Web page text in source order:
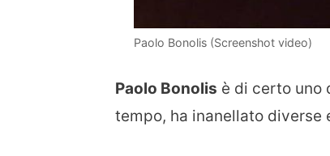
Paolo Bonolis (Screenshot video)
Paolo Bonolis è di certo uno
tempo, ha inanellato diverse